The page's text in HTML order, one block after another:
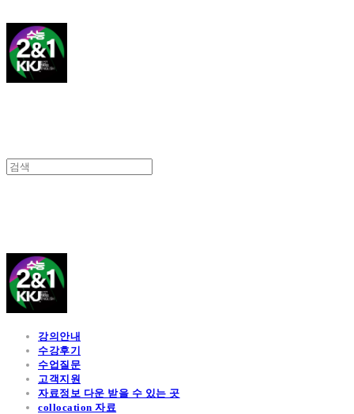
강의안내
수강후기
수업질문
고객지원
자료정보 다운 받을 수 있는 곳
collocation 자료